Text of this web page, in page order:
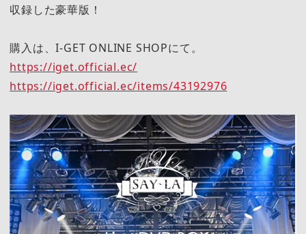
収録した豪華版！
購入は、I-GET ONLINE SHOPにて。
https://iget.official.ec/
https://iget.official.ec/items/43192976